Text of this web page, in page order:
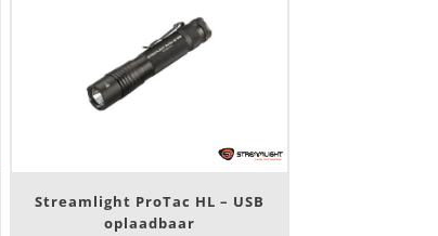
Streamlight ProTac HL – USB
oplaadbaar